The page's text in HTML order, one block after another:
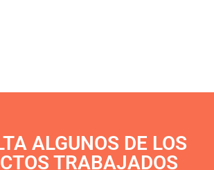
ALGUNOS DE LOS
TRABAJADOS